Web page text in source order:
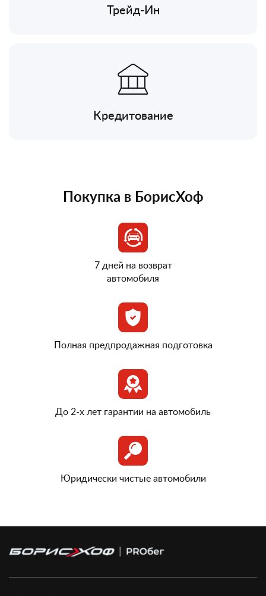
Трейд-Ин
Кредитование
Покупка в БорисХоф
7 дней на возврат
автомобиля
Полная предпродажная подготовка
До 2-х лет гарантии на автомобиль
Юридически чистые автомобили